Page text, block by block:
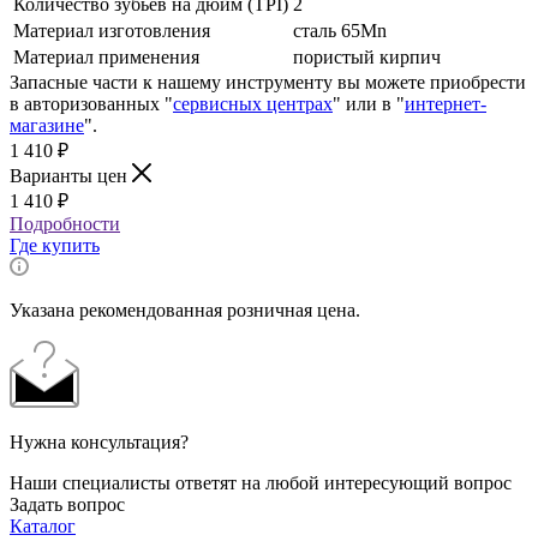
Материал изготовления
сталь 65Mn
Материал применения
пористый кирпич
Запасные части к нашему инструменту вы можете приобрести
в авторизованных "сервисных центрах" или в "интернет-
магазине".
1 410 ₽
Варианты цен
1 410 ₽
Подробности
Где купить
Указана рекомендованная розничная цена.
Нужна консультация?
Наши специалисты ответят на любой интересующий вопрос
Задать вопрос
Каталог